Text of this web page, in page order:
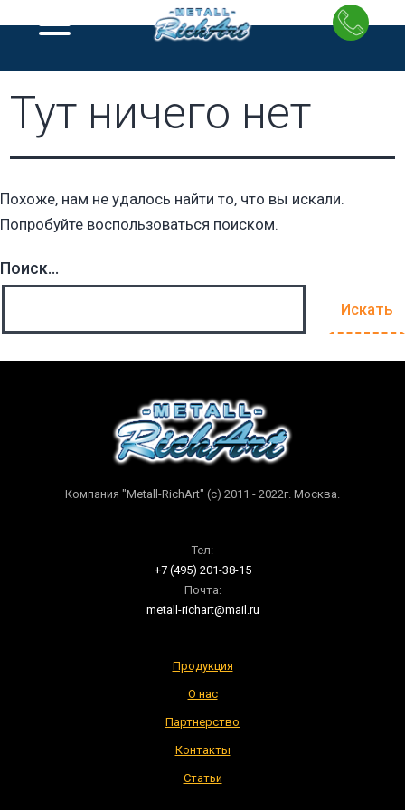
Перейти
Тут ничего нет
Похоже, нам не удалось найти то, что вы искали.
Попробуйте воспользоваться поиском.
Поиск…
Компания "Metall-RichArt" (c) 2011 - 2022г. Москва.
Тел:
+7 (495) 201-38-15
Почта:
metall-richart@mail.ru
Продукция
О нас
Партнерство
Контакты
Статьи